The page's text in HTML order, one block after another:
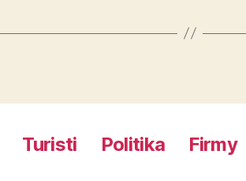
Turisti Politika Firmy